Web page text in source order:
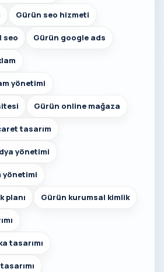
Gürün seo hizmeti
seo Gürün google ads
yönetimi
Gürün online mağaza
tasarım
yönetimi
yönetimi
planı Gürün kurumsal kimlik
tasarımı